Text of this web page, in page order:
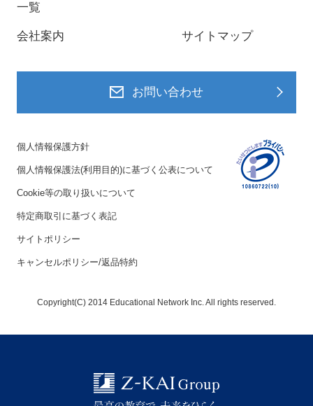
一覧
会社案内 サイトマップ
お問い合わせ
個人情報保護方針
個人情報保護法(利用目的)に基づく公表について
Cookie等の取り扱いについて
特定商取引に基づく表記
サイトポリシー
キャンセルポリシー/返品特約
Copyright(C) 2014 Educational Network Inc. All rights reserved.